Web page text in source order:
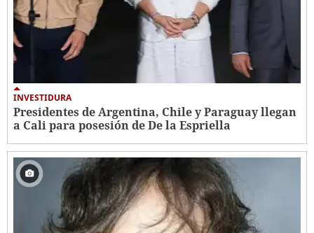
INVESTIDURA
Presidentes de Argentina, Chile y Paraguay llegan
a Cali para posesión de De la Espriella